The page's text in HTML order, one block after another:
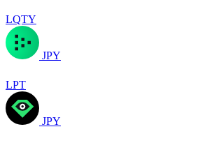
LQTY
JPY
LPT
JPY